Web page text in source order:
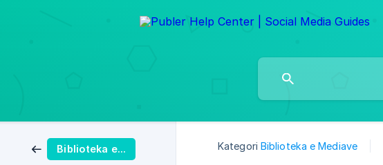
Biblioteka e Mediave Kategori Biblioteka e Mediave